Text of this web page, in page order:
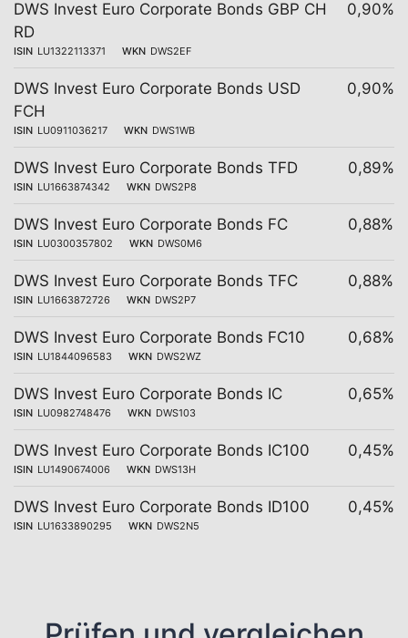
DWS Invest Euro Corporate Bonds GBP CH
RD
ISIN LU1322113371 WKN DWS2EF
0,90%
DWS Invest Euro Corporate Bonds USD
FCH
ISIN LU0911036217 WKN DWS1WB
0,90%
DWS Invest Euro Corporate Bonds TFD
ISIN LU1663874342 WKN DWS2P8
0,89%
DWS Invest Euro Corporate Bonds FC
ISIN LU0300357802 WKN DWS0M6
0,88%
DWS Invest Euro Corporate Bonds TFC
ISIN LU1663872726 WKN DWS2P7
0,88%
DWS Invest Euro Corporate Bonds FC10
ISIN LU1844096583 WKN DWS2WZ
0,68%
DWS Invest Euro Corporate Bonds IC
ISIN LU0982748476 WKN DWS103
0,65%
DWS Invest Euro Corporate Bonds IC100
ISIN LU1490674006 WKN DWS13H
0,45%
DWS Invest Euro Corporate Bonds ID100
ISIN LU1633890295 WKN DWS2N5
0,45%